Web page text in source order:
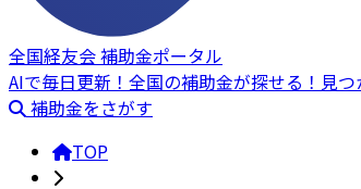
全国経友会 補助金ポータル
AIで毎日更新！全国の補助金が探せる！見つ
補助金をさがす
TOP